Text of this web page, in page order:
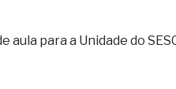
para a Unidade do